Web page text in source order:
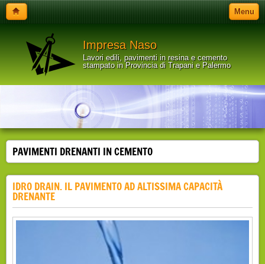
Menu
Impresa Naso
Lavori edili, pavimenti in resina e cemento
stampato in Provincia di Trapani e Palermo
PAVIMENTI DRENANTI IN CEMENTO
IDRO DRAIN. IL PAVIMENTO AD ALTISSIMA CAPACITÀ
DRENANTE